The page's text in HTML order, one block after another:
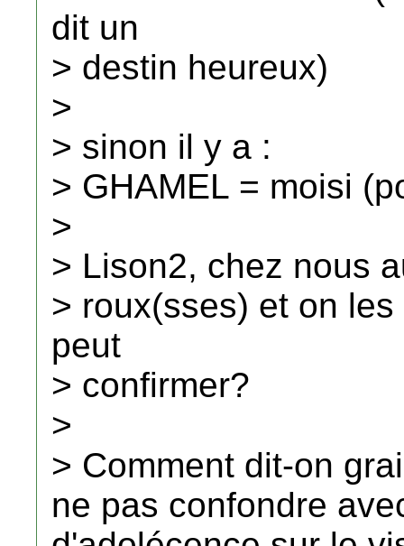
dit un
> destin heureux)
>
> sinon il y a :
> GHAMEL = moisi
>
> Lison2, chez nous
> roux(sses) et on
peut
> confirmer?
>
> Comment dit-on
ne pas confondre